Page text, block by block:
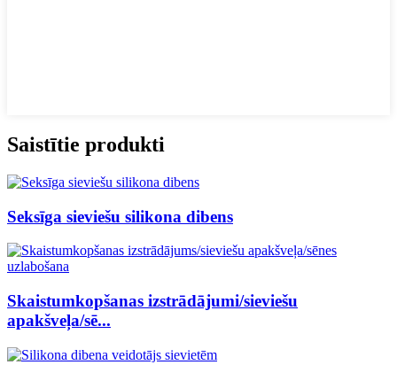
Saistītie produkti
Seksīga sieviešu silikona dibens
Skaistumkopšanas izstrādājumi/sieviešu
apakšveļa/sē...